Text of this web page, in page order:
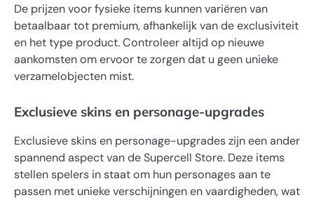
De prijzen voor fysieke items kunnen variëren van
betaalbaar tot premium, afhankelijk van de exclusiviteit
en het type product. Controleer altijd op nieuwe
aankomsten om ervoor te zorgen dat u geen unieke
verzamelobjecten mist.
Exclusieve skins en personage-upgrades
Exclusieve skins en personage-upgrades zijn een ander
spannend aspect van de Supercell Store. Deze items
stellen spelers in staat om hun personages aan te
passen met unieke verschijningen en vaardigheden, wat